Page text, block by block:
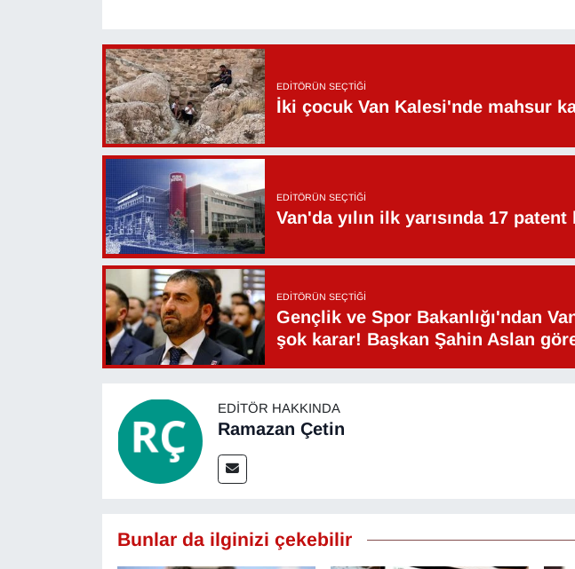
EDITÖRÜN SEÇTIĞI
İki çocuk Van Kalesi'nde mahsur
EDITÖRÜN SEÇTIĞI
Van'da yılın ilk yarısında 17 patent
EDITÖRÜN SEÇTIĞI
Gençlik ve Spor Bakanlığı'ndan
şok karar! Başkan Şahin Aslan
EDITÖR HAKKINDA
Ramazan Çetin
Bunlar da ilginizi çekebilir